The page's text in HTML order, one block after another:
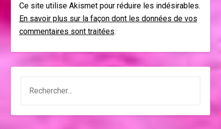
Ce site utilise Akismet pour réduire les indésirables.
En savoir plus sur la façon dont les données de vos
commentaires sont traitées.